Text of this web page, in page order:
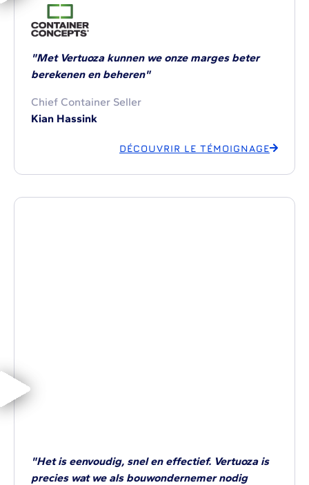
"Met Vertuoza kunnen we onze marges beter
berekenen en beheren"
Chief Container Seller
Kian Hassink
DÉCOUVRIR LE TÉMOIGNAGE
"Het is eenvoudig, snel en effectief. Vertuoza is
precies wat we als bouwondernemer nodig